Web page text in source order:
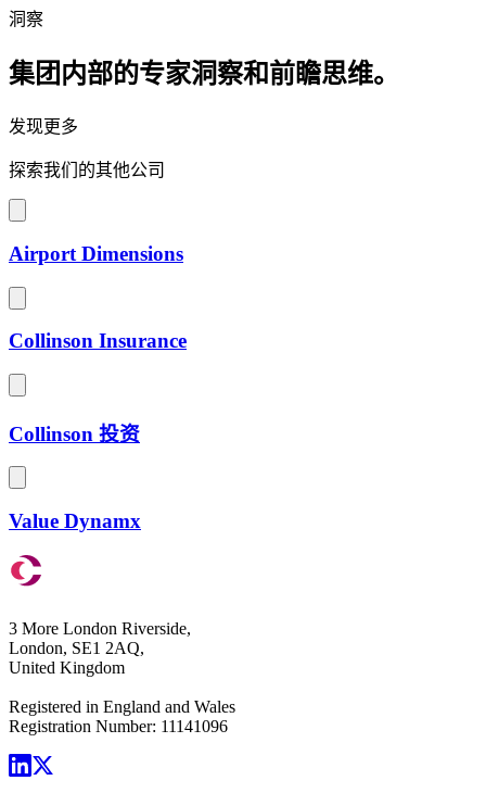
洞察
集团内部的专家洞察和前瞻思维。
发现更多
探索我们的其他公司
Airport Dimensions
Collinson Insurance
Collinson 投资
Value Dynamx
3 More London Riverside,
London, SE1 2AQ,
United Kingdom
Registered in England and Wales
Registration Number: 11141096